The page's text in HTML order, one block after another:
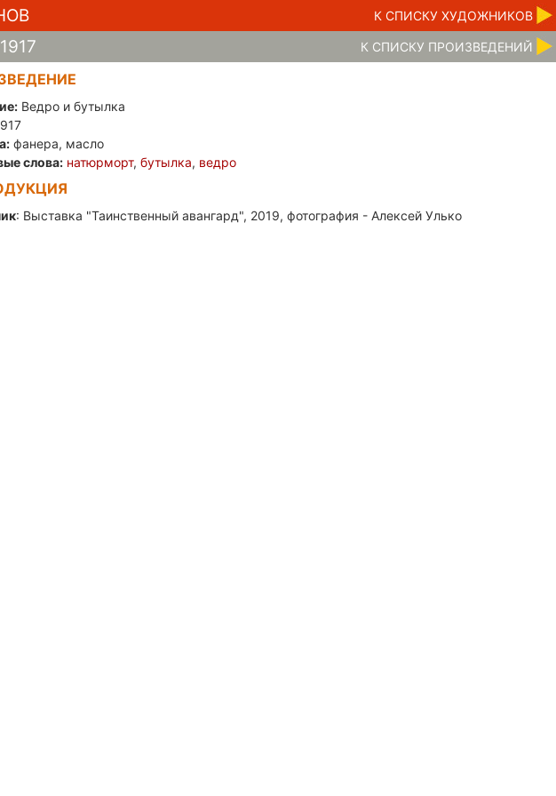
К CПИСКУ ХУДОЖНИКОВ
К CПИСКУ ПРОИЗВЕДЕНИЙ
Ведро и бутылка
фанера, масло
слова: натюрморт,бутылка, ведро
: Выставка "Таинственный авангард", 2019, фотография - Алексей Улько